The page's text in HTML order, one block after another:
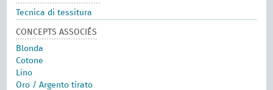
Tecnica di tessitura
CONCEPTS ASSOCIÉS
Blonda
Cotone
Lino
Oro / Argento tirato